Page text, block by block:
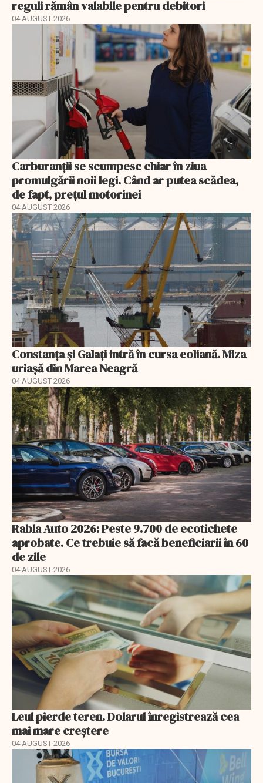
reguli rămân valabile pentru debitori
04 AUGUST 2026
Carburanții se scumpesc chiar în ziua
promulgării noii legi. Când ar putea scădea,
de fapt, prețul motorinei
04 AUGUST 2026
Constanța și Galați intră în cursa eoliană. Miza
uriașă din Marea Neagră
04 AUGUST 2026
Rabla Auto 2026: Peste 9.700 de ecotichete
aprobate. Ce trebuie să facă beneficiarii în 60
de zile
04 AUGUST 2026
Leul pierde teren. Dolarul înregistrează cea
mai mare creștere
04 AUGUST 2026